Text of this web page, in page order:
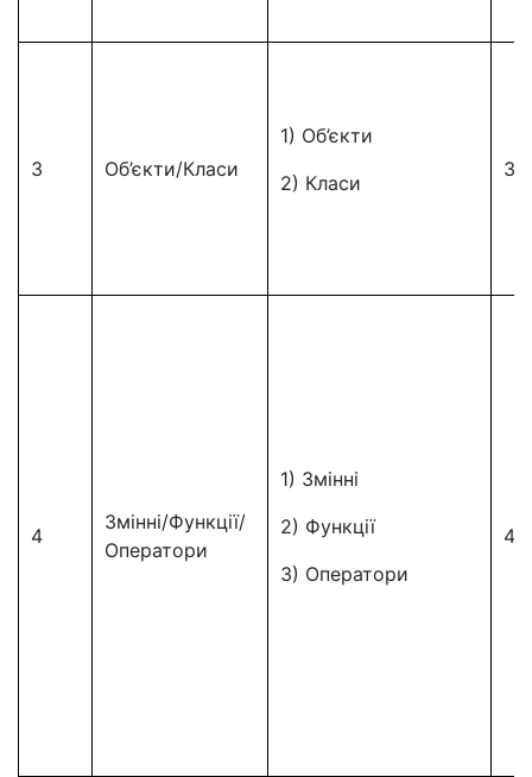
3 Об’єкти/Класи
1) Об’єкти
2) Класи
3
4
Змінні/Функції/
Оператори
1) Змінні
2) Функції
3) Оператори
4